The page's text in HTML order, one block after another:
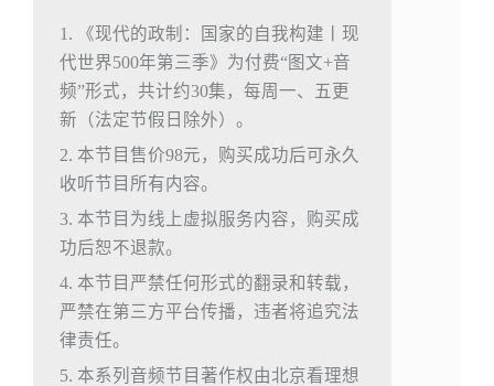
1. 《现代的政制：国家的自我构建丨现
代世界500年第三季》为付费“图文+音
频”形式，共计约30集，每周一、五更
新（法定节假日除外）。
2. 本节目售价98元，购买成功后可永久
收听节目所有内容。
3. 本节目为线上虚拟服务内容，购买成
功后恕不退款。
4. 本节目严禁任何形式的翻录和转载，
严禁在第三方平台传播，违者将追究法
律责任。
5. 本系列音频节目著作权由北京看理想